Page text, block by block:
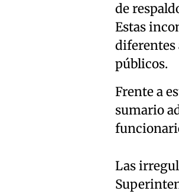
de
Estas
diferentes
públicos.
Frente a
sumario
Las